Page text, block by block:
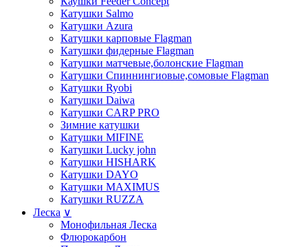
Катушки Salmo
Катушки Azura
Катушки карповые Flagman
Катушки фидерные Flagman
Катушки матчевые,болонские Flagman
Катушки Спиннингиовые,сомовые Flagman
Катушки Ryobi
Катушки Daiwa
Катушки СARP PRO
Зимние катушки
Катушки MIFINE
Катушки Lucky john
Катушки HISHARK
Катушки DAYO
Катушки MAXIMUS
Катушки RUZZA
Леска ∨
Монофильная Леска
Флюрокарбон